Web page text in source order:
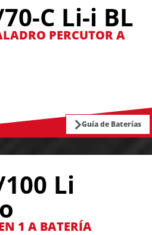
C Li-i BL
PERCUTOR A
Guía de Baterías
100 Li
1 A BATERÍA